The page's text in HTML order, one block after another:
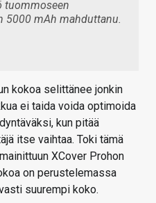
tuommoseen
5000 mAh mahduttanu.
kokoa selittänee jonkin
ei taida voida optimoida
kun pitää
itse vaihtaa. Toki tämä
XCover Prohon
on perustelemassa
suurempi koko.